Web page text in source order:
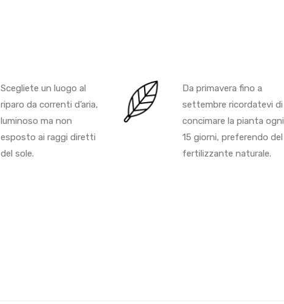
Scegliete un luogo al
riparo da correnti d’aria,
luminoso ma non
esposto ai raggi diretti
del sole.
Da primavera fino a
settembre ricordatevi di
concimare la pianta ogni
15 giorni, preferendo del
fertilizzante naturale.